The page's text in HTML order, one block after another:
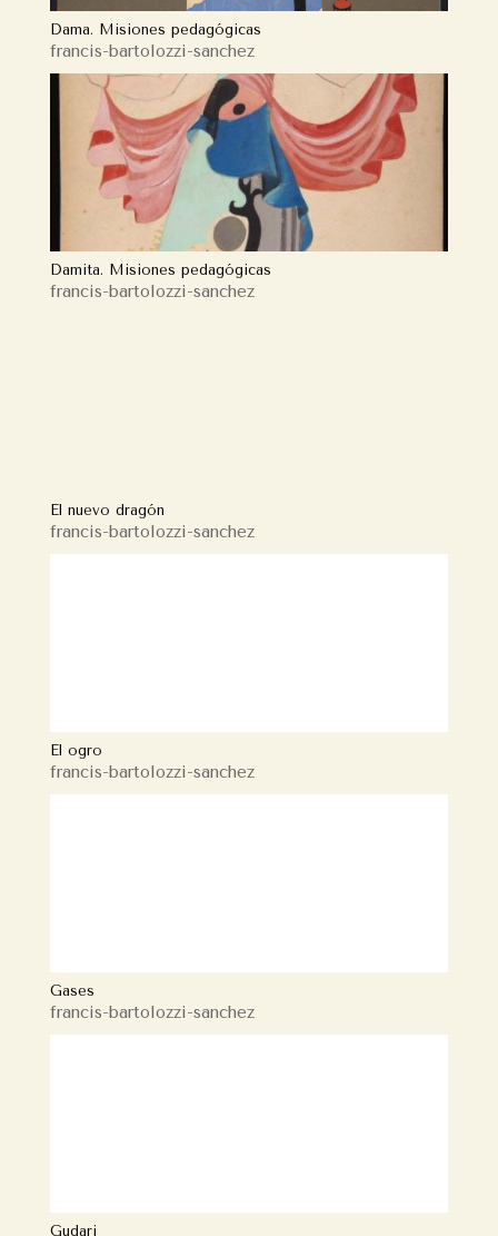
Dama. Misiones pedagógicas
francis-bartolozzi-sanchez
Damita. Misiones pedagógicas
francis-bartolozzi-sanchez
El nuevo dragón
francis-bartolozzi-sanchez
El ogro
francis-bartolozzi-sanchez
Gases
francis-bartolozzi-sanchez
Gudari